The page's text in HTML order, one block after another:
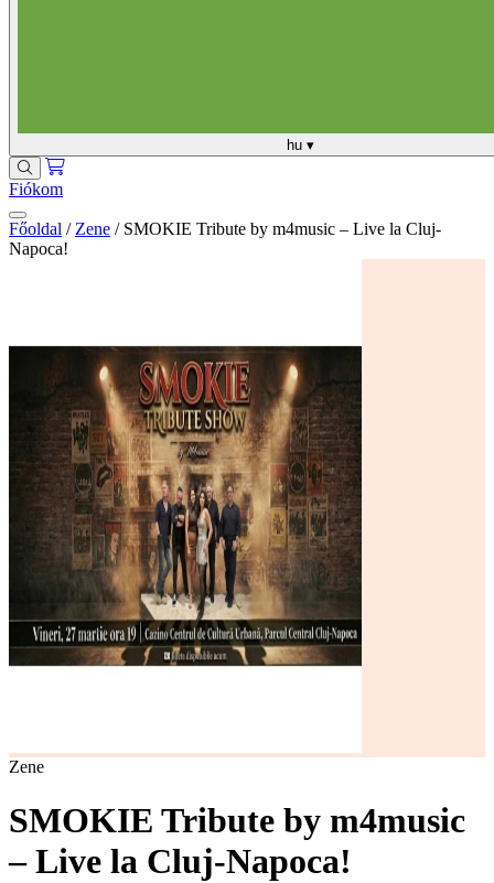
hu ▾
Fiókom
Főoldal / Zene / SMOKIE Tribute by m4music – Live la Cluj-
Napoca!
Zene
SMOKIE Tribute by m4music
– Live la Cluj-Napoca!